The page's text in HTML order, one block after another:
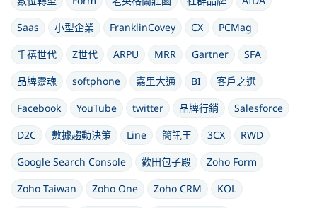
Saas
小型企業 FranklinCovey CX
PCMag
千禧世代
Z世代 ARPU MRR Gartner
SFA
品牌靈魂
softphone 嘉里大通 BI
客戶之選
Facebook
YouTube twitter 品牌行銷
Salesforce
D2C
數據趨動決策 Line 簡訊王 3CX
RWD
Google Search Console
歡田包子殿
Zoho Form
Zoho Taiwan
Zoho One Zoho CRM
KOL